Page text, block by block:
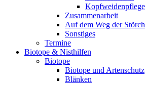
Kopfweidenpflege
Zusammenarbeit
Auf dem Weg der
Sonstiges
Termine
Biotope & Nisthilfen
Biotope
Biotope und Artenschutz
Blänken